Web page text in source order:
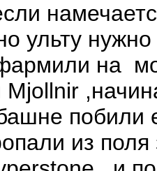
ульту нужно
на
Mjollnir
побили
из поля